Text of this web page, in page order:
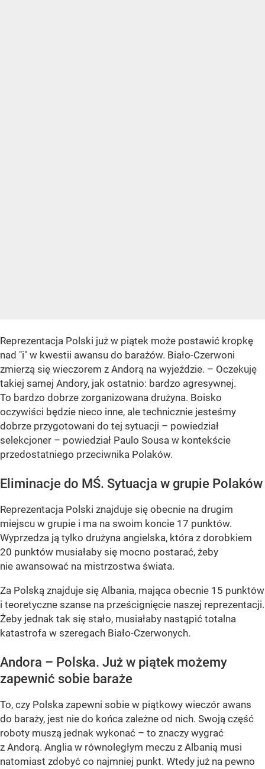
Reprezentacja Polski już w piątek może postawić kropkę
nad "i" w kwestii awansu do barażów. Biało-Czerwoni
zmierzą się wieczorem z Andorą na wyjeździe. – Oczekuję
takiej samej Andory, jak ostatnio: bardzo agresywnej.
To bardzo dobrze zorganizowana drużyna. Boisko
oczywiści będzie nieco inne, ale technicznie jesteśmy
dobrze przygotowani do tej sytuacji – powiedział
selekcjoner – powiedział Paulo Sousa w kontekście
przedostatniego przeciwnika Polaków.
Eliminacje do MŚ. Sytuacja w grupie Polaków
Reprezentacja Polski znajduje się obecnie na drugim
miejscu w grupie i ma na swoim koncie 17 punktów.
Wyprzedza ją tylko drużyna angielska, która z dorobkiem
20 punktów musiałaby się mocno postarać, żeby
nie awansować na mistrzostwa świata.
Za Polską znajduje się Albania, mająca obecnie 15 punktów
i teoretyczne szanse na prześcignięcie naszej reprezentacji.
Żeby jednak tak się stało, musiałaby nastąpić totalna
katastrofa w szeregach Biało-Czerwonych.
Andora – Polska. Już w piątek możemy
zapewnić sobie baraże
To, czy Polska zapewni sobie w piątkowy wieczór awans
do baraży, jest nie do końca zależne od nich. Swoją część
roboty muszą jednak wykonać – to znaczy wygrać
z Andorą. Anglia w równoległym meczu z Albanią musi
natomiast zdobyć co najmniej punkt. Wtedy już na pewno